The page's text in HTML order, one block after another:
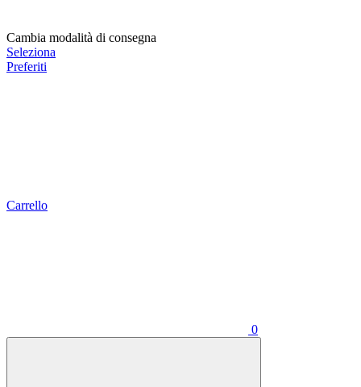
Cambia modalità di consegna
Seleziona
Preferiti
Carrello
0